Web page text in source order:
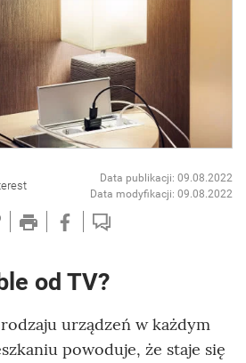
Data publikacji: 09.08.2022
Data modyfikacji: 09.08.2022
od TV?
urządzeń w każdym
powoduje, że staje się